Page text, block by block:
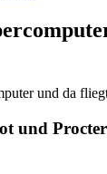
und